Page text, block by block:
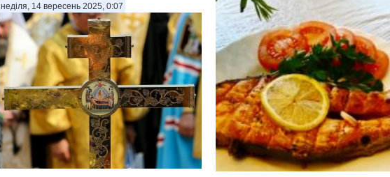
неділя, 14 вересень 2025, 0:07